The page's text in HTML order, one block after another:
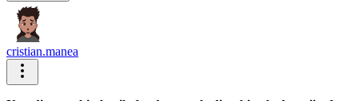
cristian.manea